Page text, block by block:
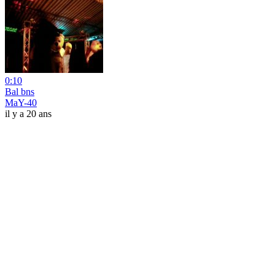
0:10
Bal bns
MaY-40
il y a 20 ans